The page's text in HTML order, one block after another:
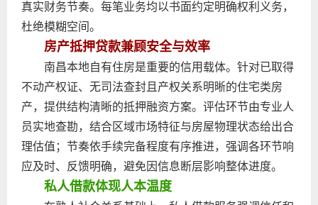
真实财务节奏。每笔业务均以书面约定明确权利义务，
杜绝模糊空间。
房产抵押贷款兼顾安全与效率
南昌本地自有住房是重要的信用载体。针对已取得
不动产权证、无司法查封且产权关系明晰的住宅类房
产，提供结构清晰的抵押融资方案。评估环节由专业人
员实地查勘，结合区域市场特征与房屋物理状态给出合
理估值；节奏依手续完备程度有序推进，强调各环节响
应及时、反馈明确，避免因信息断层影响整体进度。
私人借款体现人本温度